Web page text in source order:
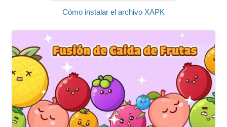
Cómo instalar el archivo XAPK